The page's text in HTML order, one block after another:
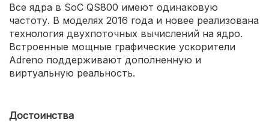
Все ядра в SoC QS800 имеют одинаковую
частоту. В моделях 2016 года и новее реализована
технология двухпоточных вычислений на ядро.
Встроенные мощные графические ускорители
Adreno поддерживают дополненную и
виртуальную реальность.
Достоинства